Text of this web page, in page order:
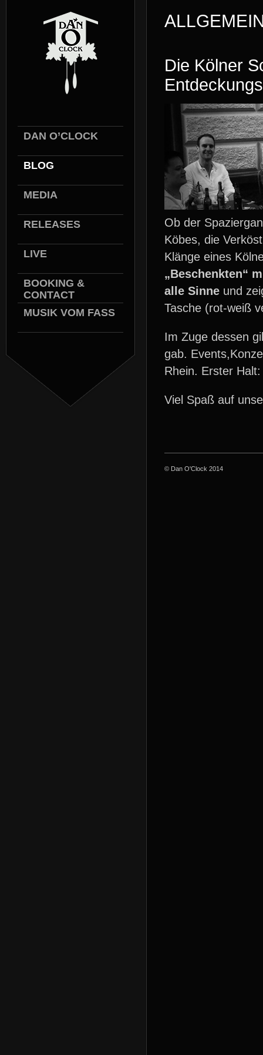
DAN O’CLOCK
BLOG
MEDIA
RELEASES
LIVE
BOOKING &
CONTACT
MUSIK VOM FASS
Die Kölner
Ob der
Köbes, die
Klänge eines
„Beschenkten“
alle Sinne und
Tasche (rot-weiß
Im Zuge dessen
gab.
Rhein. Erster
Viel Spaß auf
© Dan O'Clock 2014